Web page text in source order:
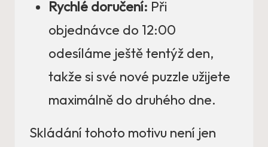
Rychlé doručení: Při
objednávce do 12:00
odesíláme ještě tentýž den,
takže si své nové puzzle užijete
maximálně do druhého dne.
Skládání tohoto motivu není jen